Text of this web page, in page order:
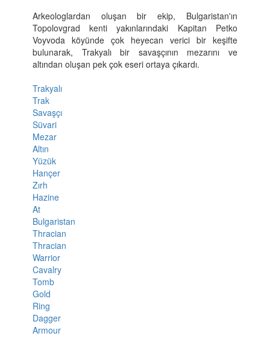
Arkeologlardan oluşan bir ekip, Bulgaristan'ın
Topolovgrad kenti yakınlarındaki Kapitan Petko
Voyvoda köyünde çok heyecan verici bir keşifte
bulunarak, Trakyalı bir savaşçının mezarını ve
altından oluşan pek çok eseri ortaya çıkardı.
Trakyalı
Trak
Savaşçı
Süvari
Mezar
Altın
Yüzük
Hançer
Zırh
Hazine
At
Bulgaristan
Thracian
Thracian
Warrior
Cavalry
Tomb
Gold
Ring
Dagger
Armour